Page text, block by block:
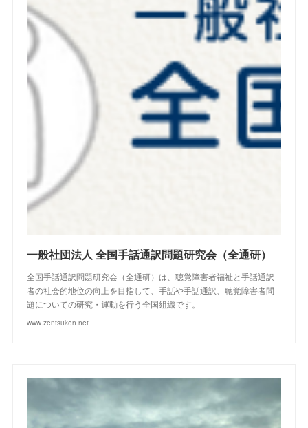
一般社団法人 全国手話通訳問題研究会（全通研）
全国手話通訳問題研究会（全通研）は、聴覚障害者福祉と手話通訳
者の社会的地位の向上を目指して、手話や手話通訳、聴覚障害者問
題についての研究・運動を行う全国組織です。
www.zentsuken.net